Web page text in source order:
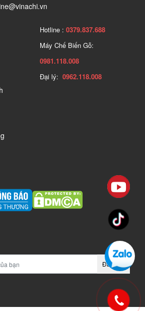
Hotline : 0379.837.688
Máy Chế Biến Gỗ:
0981.118.008
Đại lý: 0962.118.008
Đăng ký